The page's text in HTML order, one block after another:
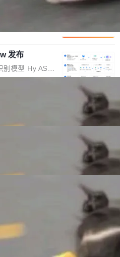
联网络。传统的
录遍历）仅能
及代码的语义
代码智能体在
码仓理解"瓶
简称" CodeBas
（CodeA...
区某科技公司AI
公司内部架构
据从A集群迁
。 他没有迁移
使用此前登录
条被程序员圈
理员权限、无
：KV ca
提升 4
型系列之一，但
存了。月之暗面
是长上下文、M
瘾，但 GPU 显
AI 团队
在官方博客上发
41%，每 token
发布
模型 Hy ASR
言模型 Hy3 的
正听懂。通过
盖粤语、吴语
Changes/fixe
为避免音频加
拒绝 修复了 C
题 如果表单中
它们将不再关
AI 工具（如 Co
的 PG 19，则
Beta1 时间点
AI 分析提炼。
家务、社交生活
维护者 S
。8 月 4 日，